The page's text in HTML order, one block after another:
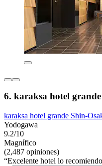
6. karaksa hotel
karaksa hotel grande Shin-
Yodogawa
9.2/10
Magnífico
(2,487 opiniones)
“Excelente hotel lo